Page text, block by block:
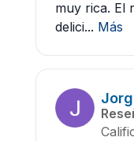
muy rica. El
delici... Más